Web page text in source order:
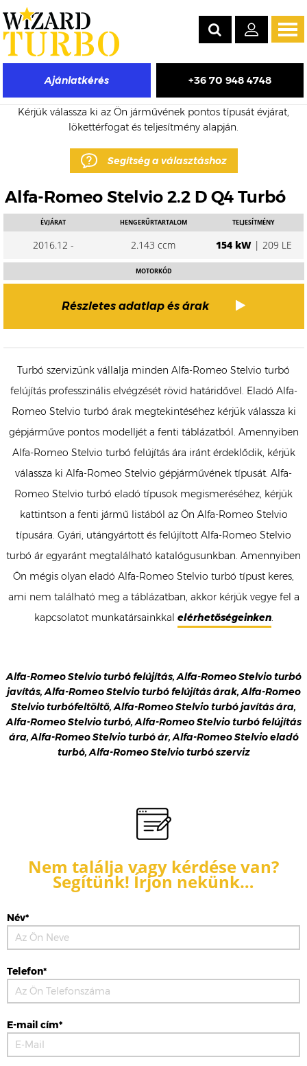
Ajánlatkérés +36 70 948 4748
Alfa-Romeo Stelvio eladó turbó árak
Kérjük válassza ki az Ön járművének pontos típusát évjárat,
lökettérfogat és teljesítmény alapján.
Segítség a választáshoz
Alfa-Romeo Stelvio 2.2 D Q4 Turbó
ÉVJÁRAT
2016.12 -
HENGERŰRTARTALOM
2.143 ccm
TELJESÍTMÉNY
154 kW| 209 LE
MOTORKÓD
Részletes adatlap és árak
Turbó szervizünk vállalja minden Alfa-Romeo Stelvio turbó
felújítás professzinális elvégzését rövid határidővel. Eladó Alfa-
Romeo Stelvio turbó árak megtekintéséhez kérjük válassza ki
gépjárműve pontos modelljét a fenti táblázatból. Amennyiben
Alfa-Romeo Stelvio turbó felújítás ára iránt érdeklődik, kérjük
válassza ki Alfa-Romeo Stelvio gépjárművének típusát. Alfa-
Romeo Stelvio turbó eladó típusok megismeréséhez, kérjük
kattintson a fenti jármű listából az Ön Alfa-Romeo Stelvio
típusára. Gyári, utángyártott és felújított Alfa-Romeo Stelvio
turbó ár egyaránt megtalálható katalógusunkban. Amennyiben
Ön mégis olyan eladó Alfa-Romeo Stelvio turbó típust keres,
ami nem található meg a táblázatban, akkor kérjük vegye fel a
kapcsolatot munkatársainkkal elérhetőségeinken.
Alfa-Romeo Stelvio turbó felújítás, Alfa-Romeo Stelvio turbó
javítás, Alfa-Romeo Stelvio turbó felújítás árak, Alfa-Romeo
Stelvio turbófeltöltő, Alfa-Romeo Stelvio turbó javítás ára,
Alfa-Romeo Stelvio turbó, Alfa-Romeo Stelvio turbó felújítás
ára, Alfa-Romeo Stelvio turbó ár, Alfa-Romeo Stelvio eladó
turbó, Alfa-Romeo Stelvio turbó szerviz
Nem találja vagy kérdése van?
Segítünk! Írjon nekünk…
Név*
Telefon*
E-mail cím*